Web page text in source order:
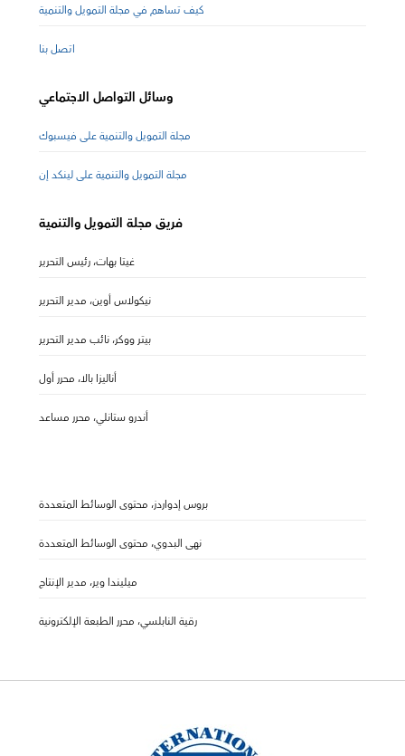
كيف تساهم في مجلة التمويل والتنمية
اتصل بنا
وسائل التواصل الاجتماعي
مجلة التمويل والتنمية على فيسبوك
مجلة التمويل والتنمية على لينكد إن
فريق مجلة التمويل والتنمية
غيتا بهات، رئيس التحرير
نيكولاس أوين، مدير التحرير
بيتر ووكر، نائب مدير التحرير
أناليزا بالا، محرر أول
أندرو ستانلي، محرر مساعد
بروس إدواردز، محتوى الوسائط المتعددة
نهى البدوي، محتوى الوسائط المتعددة
ميليندا وير، مدير الإنتاج
رقية النابلسي، محرر الطبعة الإلكترونية